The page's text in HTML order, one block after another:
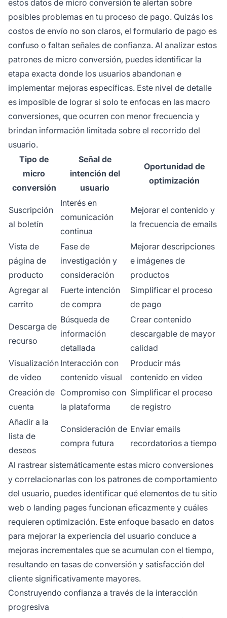
estos datos de micro conversión te alertan sobre
posibles problemas en tu proceso de pago. Quizás los
costos de envío no son claros, el formulario de pago es
confuso o faltan señales de confianza. Al analizar estos
patrones de micro conversión, puedes identificar la
etapa exacta donde los usuarios abandonan e
implementar mejoras específicas. Este nivel de detalle
es imposible de lograr si solo te enfocas en las macro
conversiones, que ocurren con menor frecuencia y
brindan información limitada sobre el recorrido del
usuario.
Tipo de
micro
conversión
Señal de
intención del
usuario
Oportunidad de
optimización
Suscripción
al boletín
Interés en
comunicación
continua
Mejorar el contenido y
la frecuencia de emails
Vista de
página de
producto
Fase de
investigación y
consideración
Mejorar descripciones
e imágenes de
productos
Agregar al
carrito
Fuerte intención
de compra
Simplificar el proceso
de pago
Descarga de
recurso
Búsqueda de
información
detallada
Crear contenido
descargable de mayor
calidad
Visualización
de video
Interacción con
contenido visual
Producir más
contenido en video
Creación de
cuenta
Compromiso con
la plataforma
Simplificar el proceso
de registro
Añadir a la
lista de
deseos
Consideración de
compra futura
Enviar emails
recordatorios a tiempo
Al rastrear sistemáticamente estas micro conversiones
y correlacionarlas con los patrones de comportamiento
del usuario, puedes identificar qué elementos de tu sitio
web o landing pages funcionan eficazmente y cuáles
requieren optimización. Este enfoque basado en datos
para mejorar la experiencia del usuario conduce a
mejoras incrementales que se acumulan con el tiempo,
resultando en tasas de conversión y satisfacción del
cliente significativamente mayores.
Construyendo confianza a través de la interacción
progresiva